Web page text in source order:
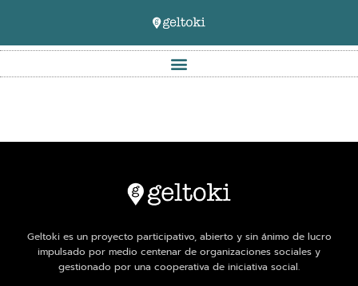
Geltoki es un proyecto participativo, abierto y sin ánimo de lucro
impulsado por medio centenar de organizaciones sociales y
gestionado por una cooperativa de iniciativa social.